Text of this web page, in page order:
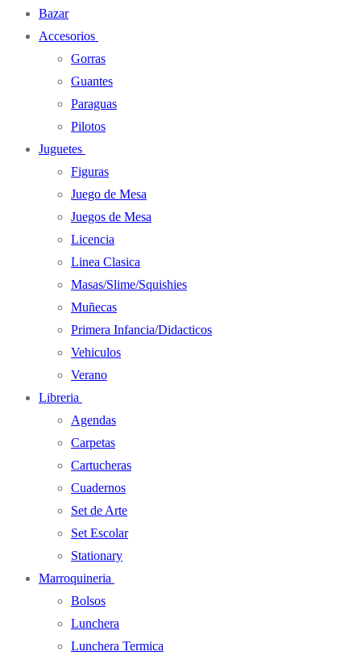
Bazar
Accesorios
Gorras
Guantes
Paraguas
Pilotos
Juguetes
Figuras
Juego de Mesa
Juegos de Mesa
Licencia
Linea Clasica
Masas/Slime/Squishies
Muñecas
Primera Infancia/Didacticos
Vehiculos
Verano
Libreria
Agendas
Carpetas
Cartucheras
Cuadernos
Set de Arte
Set Escolar
Stationary
Marroquineria
Bolsos
Lunchera
Lunchera Termica